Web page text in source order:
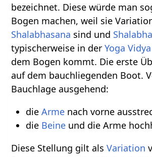
bezeichnet. Diese würde man
Bogen machen, weil sie
Shalabhasana sind und
typischerweise in derYoga
dem Bogen kommt. Die erste
auf dem bauchliegenden Boot.
Bauchlage ausgehend:
die Armenach vorne
die Beineund die Arme
Diese Stellung gilt alsVariation